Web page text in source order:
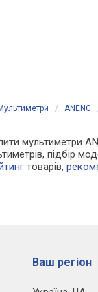
/ ANENG
мультиметри
підбір
товарів,
Ваш регіон